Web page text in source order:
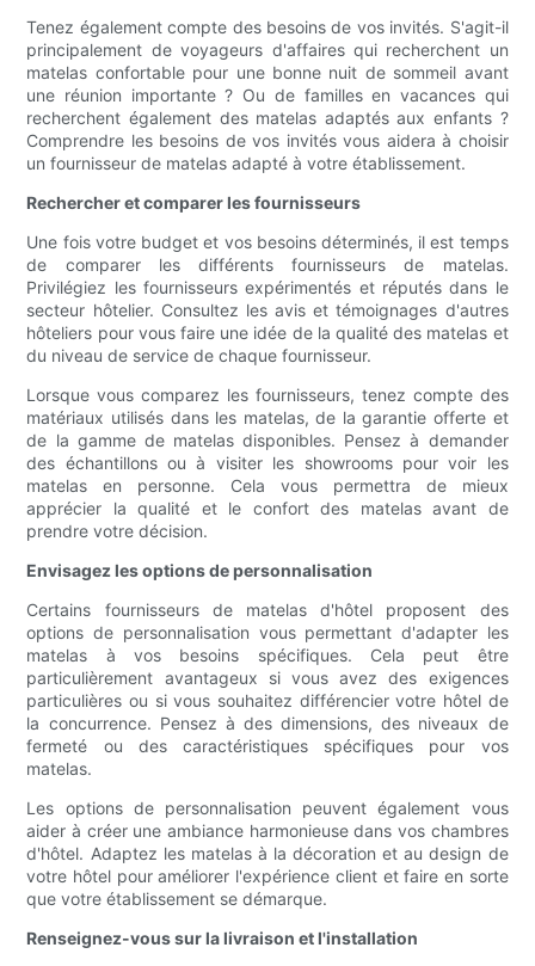
Tenez également compte des besoins de vos invités. S'agit-il
principalement de voyageurs d'affaires qui recherchent un
matelas confortable pour une bonne nuit de sommeil avant
une réunion importante ? Ou de familles en vacances qui
recherchent également des matelas adaptés aux enfants ?
Comprendre les besoins de vos invités vous aidera à choisir
un fournisseur de matelas adapté à votre établissement.
Rechercher et comparer les fournisseurs
Une fois votre budget et vos besoins déterminés, il est temps
de comparer les différents fournisseurs de matelas.
Privilégiez les fournisseurs expérimentés et réputés dans le
secteur hôtelier. Consultez les avis et témoignages d'autres
hôteliers pour vous faire une idée de la qualité des matelas et
du niveau de service de chaque fournisseur.
Lorsque vous comparez les fournisseurs, tenez compte des
matériaux utilisés dans les matelas, de la garantie offerte et
de la gamme de matelas disponibles. Pensez à demander
des échantillons ou à visiter les showrooms pour voir les
matelas en personne. Cela vous permettra de mieux
apprécier la qualité et le confort des matelas avant de
prendre votre décision.
Envisagez les options de personnalisation
Certains fournisseurs de matelas d'hôtel proposent des
options de personnalisation vous permettant d'adapter les
matelas à vos besoins spécifiques. Cela peut être
particulièrement avantageux si vous avez des exigences
particulières ou si vous souhaitez différencier votre hôtel de
la concurrence. Pensez à des dimensions, des niveaux de
fermeté ou des caractéristiques spécifiques pour vos
matelas.
Les options de personnalisation peuvent également vous
aider à créer une ambiance harmonieuse dans vos chambres
d'hôtel. Adaptez les matelas à la décoration et au design de
votre hôtel pour améliorer l'expérience client et faire en sorte
que votre établissement se démarque.
Renseignez-vous sur la livraison et l'installation